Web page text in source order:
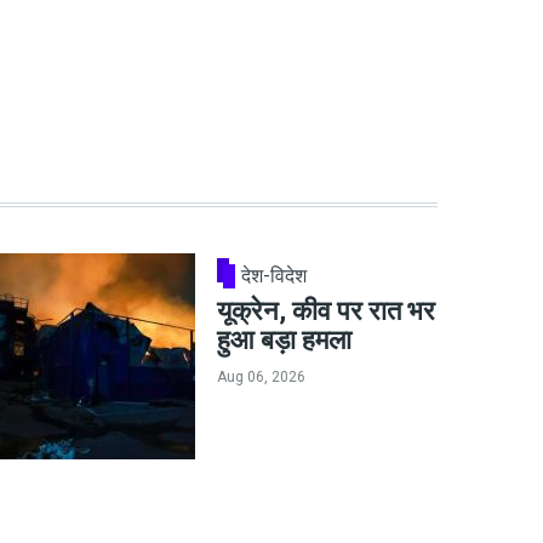
देश-विदेश
यूक्रेन, कीव पर रात भर
हुआ बड़ा हमला
Aug 06, 2026